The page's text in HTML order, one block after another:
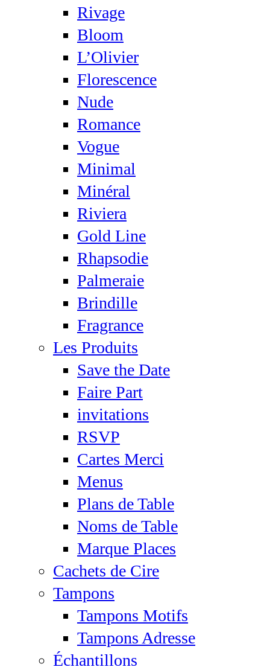
Rivage
Bloom
L’Olivier
Florescence
Nude
Romance
Vogue
Minimal
Minéral
Riviera
Gold Line
Rhapsodie
Palmeraie
Brindille
Fragrance
Les Produits
Save the Date
Faire Part
invitations
RSVP
Cartes Merci
Menus
Plans de Table
Noms de Table
Marque Places
Cachets de Cire
Tampons
Tampons Motifs
Tampons Adresse
Échantillons